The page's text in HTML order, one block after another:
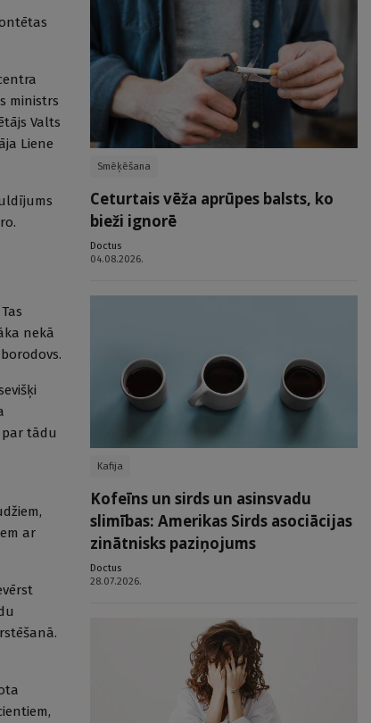
ministrs
Valts
Liene
nekā
tādu
ar
Smēķēšana
Ceturtais vēža aprūpes balsts, ko
bieži ignorē
Doctus
04.08.2026.
Kafija
Kofeīns un sirds un asinsvadu
slimības: Amerikas Sirds asociācijas
zinātnisks paziņojums
Doctus
28.07.2026.